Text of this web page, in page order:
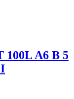
100L A6 B 5